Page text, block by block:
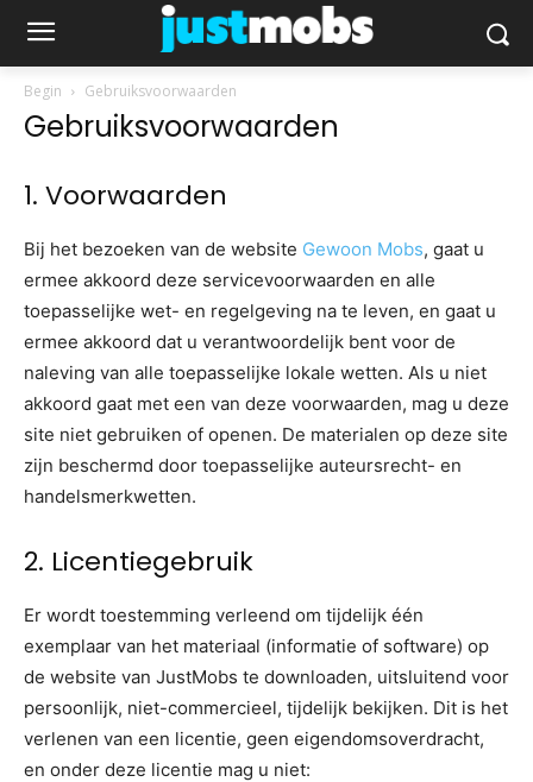
Begin Gebruiksvoorwaarden
Gebruiksvoorwaarden
1. Voorwaarden
Bij het bezoeken van de website Gewoon Mobs, gaat u
ermee akkoord deze servicevoorwaarden en alle
toepasselijke wet- en regelgeving na te leven, en gaat u
ermee akkoord dat u verantwoordelijk bent voor de
naleving van alle toepasselijke lokale wetten. Als u niet
akkoord gaat met een van deze voorwaarden, mag u deze
site niet gebruiken of openen. De materialen op deze site
zijn beschermd door toepasselijke auteursrecht- en
handelsmerkwetten.
2. Licentiegebruik
Er wordt toestemming verleend om tijdelijk één
exemplaar van het materiaal (informatie of software) op
de website van JustMobs te downloaden, uitsluitend voor
persoonlijk, niet-commercieel, tijdelijk bekijken. Dit is het
verlenen van een licentie, geen eigendomsoverdracht,
en onder deze licentie mag u niet: